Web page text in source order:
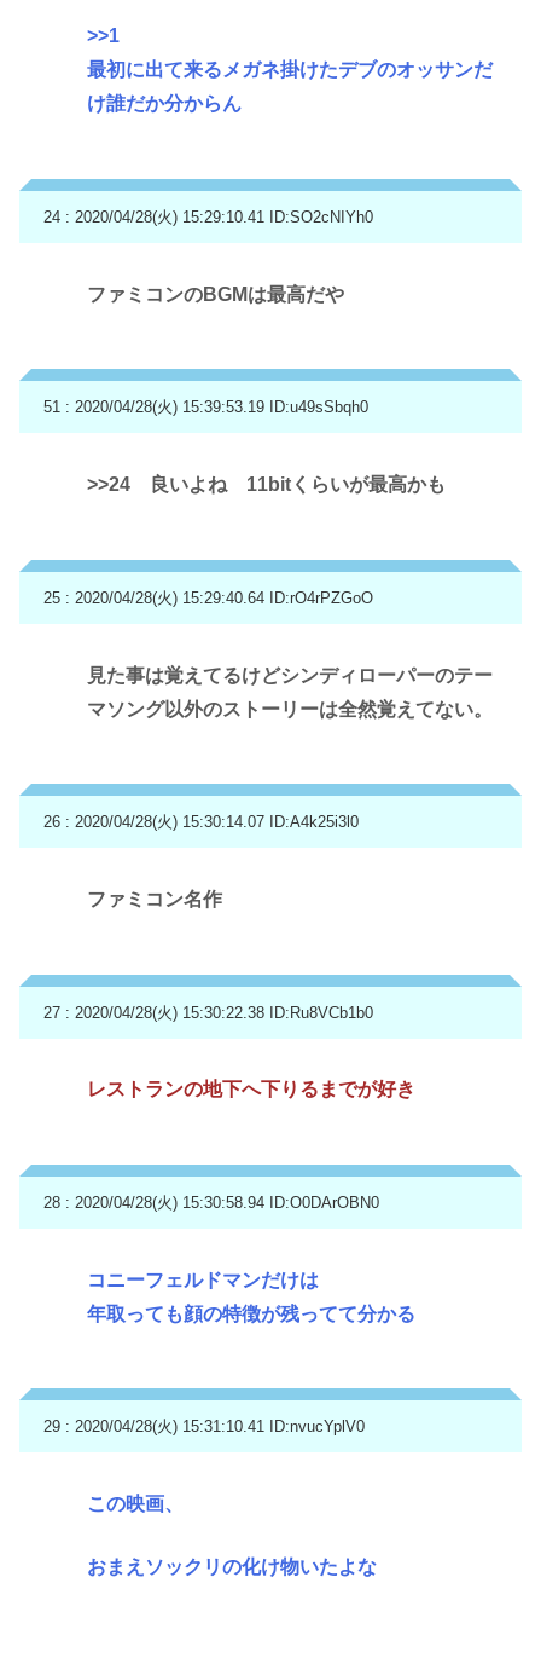
>>1
最初に出て来るメガネ掛けたデブのオッサンだ
け誰だか分からん
24 : 2020/04/28(火) 15:29:10.41 ID:SO2cNIYh0
ファミコンのBGMは最高だや
51 : 2020/04/28(火) 15:39:53.19 ID:u49sSbqh0
>>24 良いよね 11bitくらいが最高かも
25 : 2020/04/28(火) 15:29:40.64 ID:rO4rPZGoO
見た事は覚えてるけどシンディローパーのテー
マソング以外のストーリーは全然覚えてない。
26 : 2020/04/28(火) 15:30:14.07 ID:A4k25i3l0
ファミコン名作
27 : 2020/04/28(火) 15:30:22.38 ID:Ru8VCb1b0
レストランの地下へ下りるまでが好き
28 : 2020/04/28(火) 15:30:58.94 ID:O0DArOBN0
コニーフェルドマンだけは
年取っても顔の特徴が残ってて分かる
29 : 2020/04/28(火) 15:31:10.41 ID:nvucYplV0
この映画、
おまえソックリの化け物いたよな